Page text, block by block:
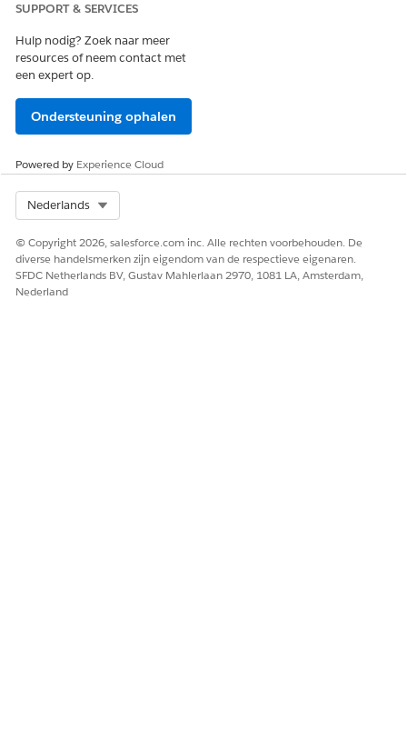
Inhoud van kennisgeving
Voorbeelden
Kennisgevingssjablonen worden geleverd binnen e-mail-, in-
app-, Slack- en Microsoft-teams voor veelvoorkomende IT-
scenario's, zoals wanneer:
toegewezen of gesloten.
toegewezen aan een gebruiker, verandert van prioriteit of
wordt gesloten.
Een veranderingsverzoek wordt toegewezen,
geconverteerd naar een noodwijziging of gesloten.
Een release is toegewezen of gesloten.
Een case wordt gemaakt, bijgewerkt of gesloten.
SUPPORT & SERVICES
Hulp nodig? Zoek naar meer
resources of neem contact met
een expert op.
Ondersteuning ophalen
Powered by Experience Cloud
Nederlands
© Copyright 2026, salesforce.com inc. Alle rechten voorbehouden. De
diverse handelsmerken zijn eigendom van de respectieve eigenaren.
SFDC Netherlands BV, Gustav Mahlerlaan 2970, 1081 LA, Amsterdam,
Nederland